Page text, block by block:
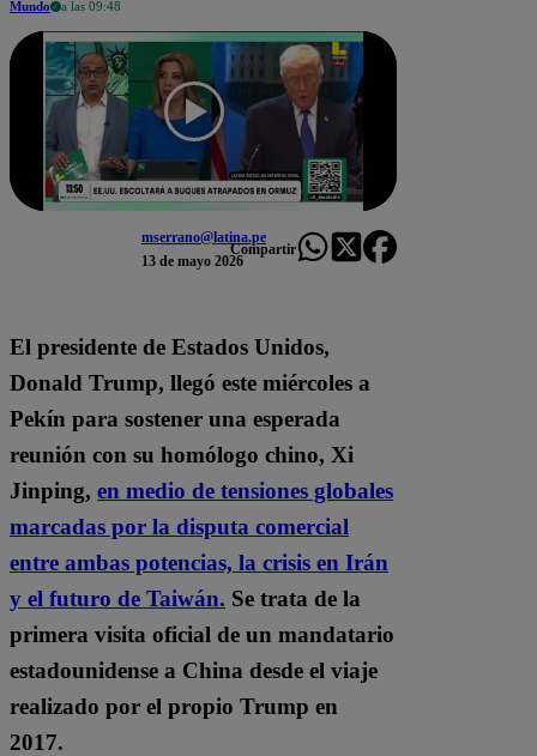
Mundo a las 09:48
mserrano@latina.pe
13 de mayo 2026
Compartir
El presidente de Estados Unidos,
Donald Trump, llegó este miércoles a
Pekín para sostener una esperada
reunión con su homólogo chino, Xi
Jinping, en medio de tensiones globales
marcadas por la disputa comercial
entre ambas potencias, la crisis en Irán
y el futuro de Taiwán. Se trata de la
primera visita oficial de un mandatario
estadounidense a China desde el viaje
realizado por el propio Trump en
2017.